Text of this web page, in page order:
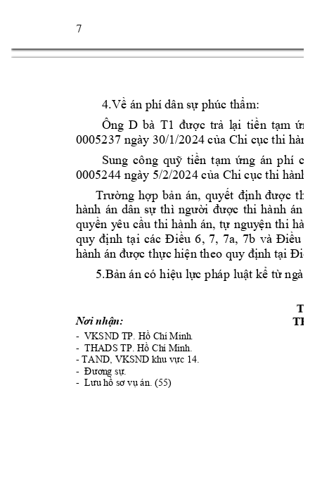
7
4.Về án phí dân sự phúc thẩm:
Ông D bà T1 được trả lại tiền tạm ứ
0005237 ngày 30/1/2024 của Chi cục thi
Sung công quỹ tiền tạm ứng án phí c
0005244 ngày 5/2/2024 của Chi cục thi hành
Trường hợp bản án, quyết định được thi
hành án dân sự thì người được thi hành án
quyền yêu cầu thi hành án, tự nguyện thi
quy định tại các Điều 6, 7, 7a, 7b và Điều
hành án được thực hiện theo quy định tại Điề
5.Bản án có hiệu lực pháp luật kể từ ngà
Nơi nhận:
- VKSND TP. Hồ Chí Minh
- THADS TP. Hồ Chí Minh
- TAND, VKSND khu vực 14.
- Đương sự.
- Lưu hồ sơ vụ án. (55)